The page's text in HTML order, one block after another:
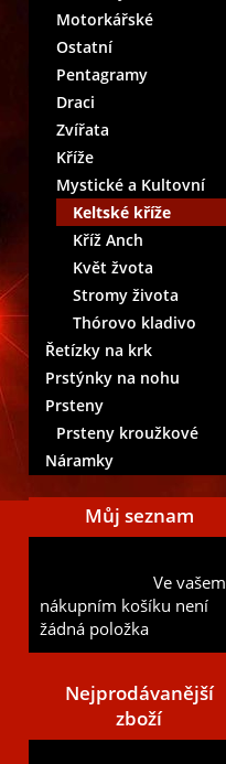
Motorkářské
Ostatní
Pentagramy
Draci
Zvířata
Kříže
Mystické a Kultovní
Keltské kříže
Kříž Anch
Květ žvota
Stromy života
Thórovo kladivo
Řetízky na krk
Prstýnky na nohu
Prsteny
Prsteny kroužkové
Náramky
Můj seznam
Ve vašem
nákupním košíku není
žádná položka
Nejprodávanější
zboží